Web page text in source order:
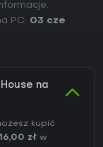
PC: 03 cze
na
kupić
16,00 zł w